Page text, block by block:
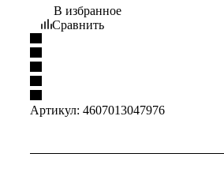
В избранное
Сравнить
Артикул: 4607013047976